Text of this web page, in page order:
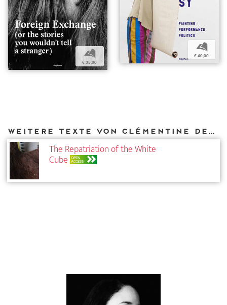
b
€ 35,00
b
€ 40,00
Weitere Texte von Clémentine Deliss bei DIAPHANES
The Repatriation of the White
Cube OPEN
ACCESS